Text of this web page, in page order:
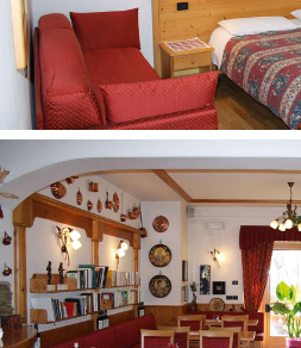
Svetainė su miegamąja sofa
Dušas
Tualetas
Plaukų džiovintuvas
Balkonas (ne visuose
Telefonas
Televizorius
Seifas
Bevielis internetas
Virtuvė
Šaldytuvas
Orkaitė
Maksimalus apgyvendinimas – 4
Vaikams